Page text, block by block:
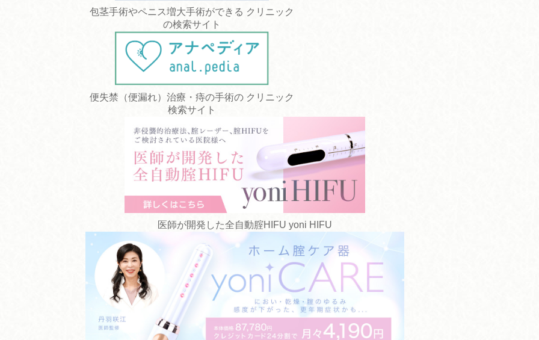
包茎手術やペニス増大手術ができる クリニック
の検索サイト
便失禁（便漏れ）治療・痔の手術の クリニック
検索サイト
医師が開発した全自動腟HIFU yoni HIFU